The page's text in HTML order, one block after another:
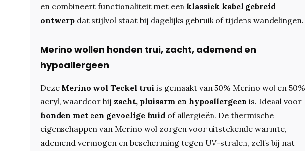
en combineert functionaliteit met een klassiek kabel gebreid
ontwerp dat stijlvol staat bij dagelijks gebruik of tijdens wandelingen.
Merino wollen honden trui, zacht, ademend en
hypoallergeen
Deze Merino wol Teckel trui is gemaakt van 50% Merino wol en 50%
acryl, waardoor hij zacht, pluisarm en hypoallergeen is. Ideaal voor
honden met een gevoelige huid of allergieën. De thermische
eigenschappen van Merino wol zorgen voor uitstekende warmte,
ademend vermogen en bescherming tegen UV-stralen, zelfs bij nat